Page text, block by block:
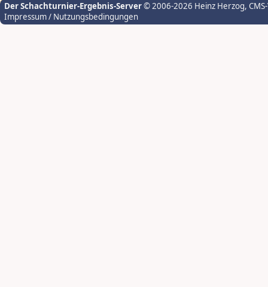
Der Schachturnier-Ergebnis-Server© 2006-2026 Heinz Herzog,
Impressum / Nutzungsbedingungen